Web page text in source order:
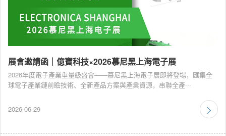
展會邀請函｜億寶科技×2026慕尼黑上海電子展
2026年度電子產業重量級盛會——慕尼黑上海電子展即將登場，匯集全
球電子產業鏈前瞻技術、全新產品方案與產業資源，串聯全產···
2026-06-29